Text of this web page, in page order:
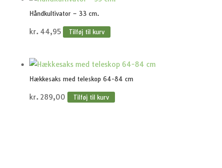
Håndkultivator – 33 cm.
kr. 44,95 Tilføj til kurv
Hækkesaks med teleskop 64-84 cm
kr. 289,00 Tilføj til kurv